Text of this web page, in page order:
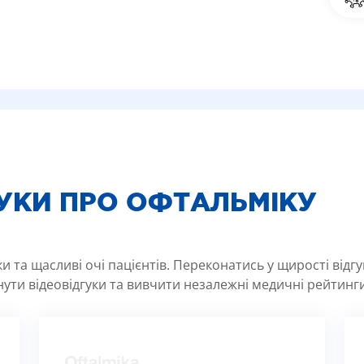
ПРО ОФТАЛЬМІКУ
щасливі очі пацієнтів. Переконатись у щирості
відеовідгуки та вивчити незалежні медичні